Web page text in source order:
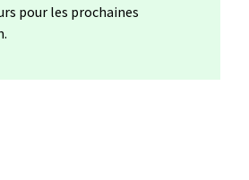
pour les prochaines